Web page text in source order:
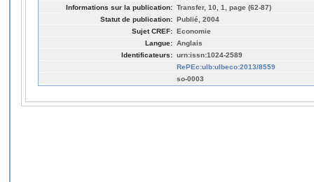
Informations sur la publication: Transfer, 10, 1, page (62-87)
Statut de publication: Publié, 2004
Sujet CREF: Economie
Langue: Anglais
Identificateurs: urn:issn:1024-2589
RePEc:ulb:ulbeco:2013/8559
so-0003